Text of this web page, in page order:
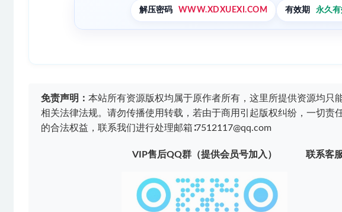
解压密码 WWW.XDXUEXI.COM 有效期 永久
免责声明： 本站所有资源版权均属于原作者所有，这里所提供资源均只
相关法律法规。请勿传播使用转载，若由于商用引起版权纠纷，一切责
的合法权益，联系我们进行处理邮箱∶7512117@qq.com
VIP售后QQ群（提供会员号加入） 联系客